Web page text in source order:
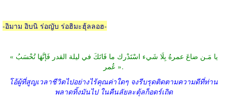
-อิมาม อิบนิ ร่อญับ ร่อฮิมะฮุ้ลลอฮ-
« يا مَـن ضاعَ عمرهُ بِلَا شَيء اسْتَدْرك ما فَاتَكَ في ليلة القدر فَإنَّهَا تُحْسَبُ
عُمر ».
โอ้ผู้ที่สูญเวลาชีวิตไปอย่างไร้คุณค่าใดๆ จงรีบรุดติดตามความดีที่ท่าน
พลาดทิ้งมันไป ในคืนลัยละตุ้ลก็อดร์เถิด